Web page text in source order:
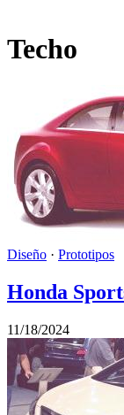
Techo
Diseño · Prototipos
Honda
11/18/2024